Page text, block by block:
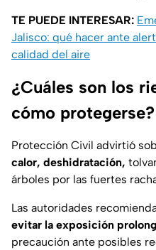
TE PUEDE INTERESAR:
Jalisco: qué hacer ante
calidad del aire
¿Cuáles son los
cómo protegerse?
Protección Civil advirtió
calor, deshidratación,
árboles por las fuertes
Las autoridades
evitar la exposición
precaución ante posibles